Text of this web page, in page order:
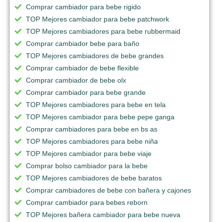
Comprar cambiador para bebe rigido
TOP Mejores cambiador para bebe patchwork
TOP Mejores cambiadores para bebe rubbermaid
Comprar cambiador bebe para baño
TOP Mejores cambiadores de bebe grandes
Comprar cambiador de bebe flexible
Comprar cambiador de bebe olx
Comprar cambiador para bebe grande
TOP Mejores cambiadores para bebe en tela
TOP Mejores cambiador para bebe pepe ganga
Comprar cambiadores para bebe en bs as
TOP Mejores cambiadores para bebe niña
TOP Mejores cambiador para bebe viaje
Comprar bolso cambiador para la bebe
TOP Mejores cambiadores de bebe baratos
Comprar cambiadores de bebe con bañera y cajones
Comprar cambiador para bebes reborn
TOP Mejores bañera cambiador para bebe nueva